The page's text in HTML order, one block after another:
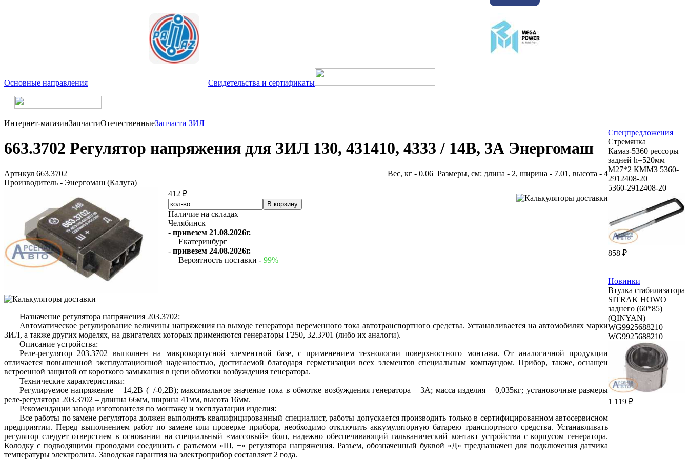
Основные направления Свидетельства и сертификаты
Интернет-магазинЗапчастиОтечественныеЗапчасти ЗИЛ
663.3702 Регулятор напряжения для ЗИЛ 130, 431410, 4333 / 14В, 3А Энергомаш
Артикул 663.3702
Производитель - Энергомаш (Калуга)
Вес, кг - 0.06 Размеры, см: длина - 2, ширина - 7.01, высота - 4
412 ₽
Наличие на складах
Челябинск
- привезем 21.08.2026г.
Екатеринбург
- привезем 24.08.2026г.
Вероятность поставки - 99%
Назначение регулятора напряжения 203.3702:
Автоматическое регулирование величины напряжения на выходе генератора переменного тока автотранспортного средства. Устанавливается на автомобилях марки
ЗИЛ, а также других моделях, на двигателях которых применяются генераторы Г250, 32.3701 (либо их аналоги).
Описание устройства:
Реле-регулятор 203.3702 выполнен на микрокорпусной элементной базе, с применением технологии поверхностного монтажа. От аналогичной продукции
отличается повышенной эксплуатационной надежностью, достигаемой благодаря герметизации всех элементов специальным компаундом. Прибор, также, оснащен
встроенной защитой от короткого замыкания в цепи обмотки возбуждения генератора.
Технические характеристики:
Регулируемое напряжение – 14,2В (+/-0,2В); максимальное значение тока в обмотке возбуждения генератора – 3А; масса изделия – 0,035кг; установочные размеры
реле-регулятора 203.3702 – длинна 66мм, ширина 41мм, высота 16мм.
Рекомендации завода изготовителя по монтажу и эксплуатации изделия:
Все работы по замене регулятора должен выполнять квалифицированный специалист, работы допускается производить только в сертифицированном автосервисном
предприятии. Перед выполнением работ по замене или проверке прибора, необходимо отключить аккумуляторную батарею транспортного средства. Устанавливать
регулятор следует отверстием в основании на специальный «массовый» болт, надежно обеспечивающий гальванический контакт устройства с корпусом генератора.
Колодку с подводящими проводами соединить с разъемом «Ш, +» регулятора напряжения. Разъем, обозначенный буквой «Д» предназначен для подключения датчика
температуры электролита. Заводская гарантия на электроприбор составляет 2 года.
Спецпредложения
Стремянка
Камаз-5360 рессоры
задней h=520мм
М27*2 КММЗ 5360-
2912408-20
5360-2912408-20
858 ₽
Новинки
Втулка стабилизатора
SITRAK HOWO
заднего (60*85)
(QINYAN)
WG9925688210
WG9925688210
1 119 ₽